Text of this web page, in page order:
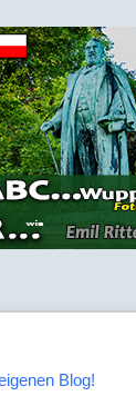
Blog!